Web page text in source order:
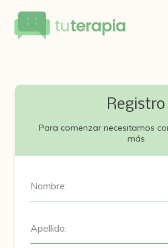
Registro
Para comenzar necesitamos
más
Nombre:
Apellido: